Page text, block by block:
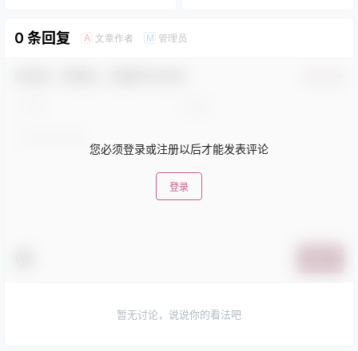
0 条回复 A 文章作者 M 管理员
您必须登录或注册以后才能发表评论
登录
暂无讨论，说说你的看法吧